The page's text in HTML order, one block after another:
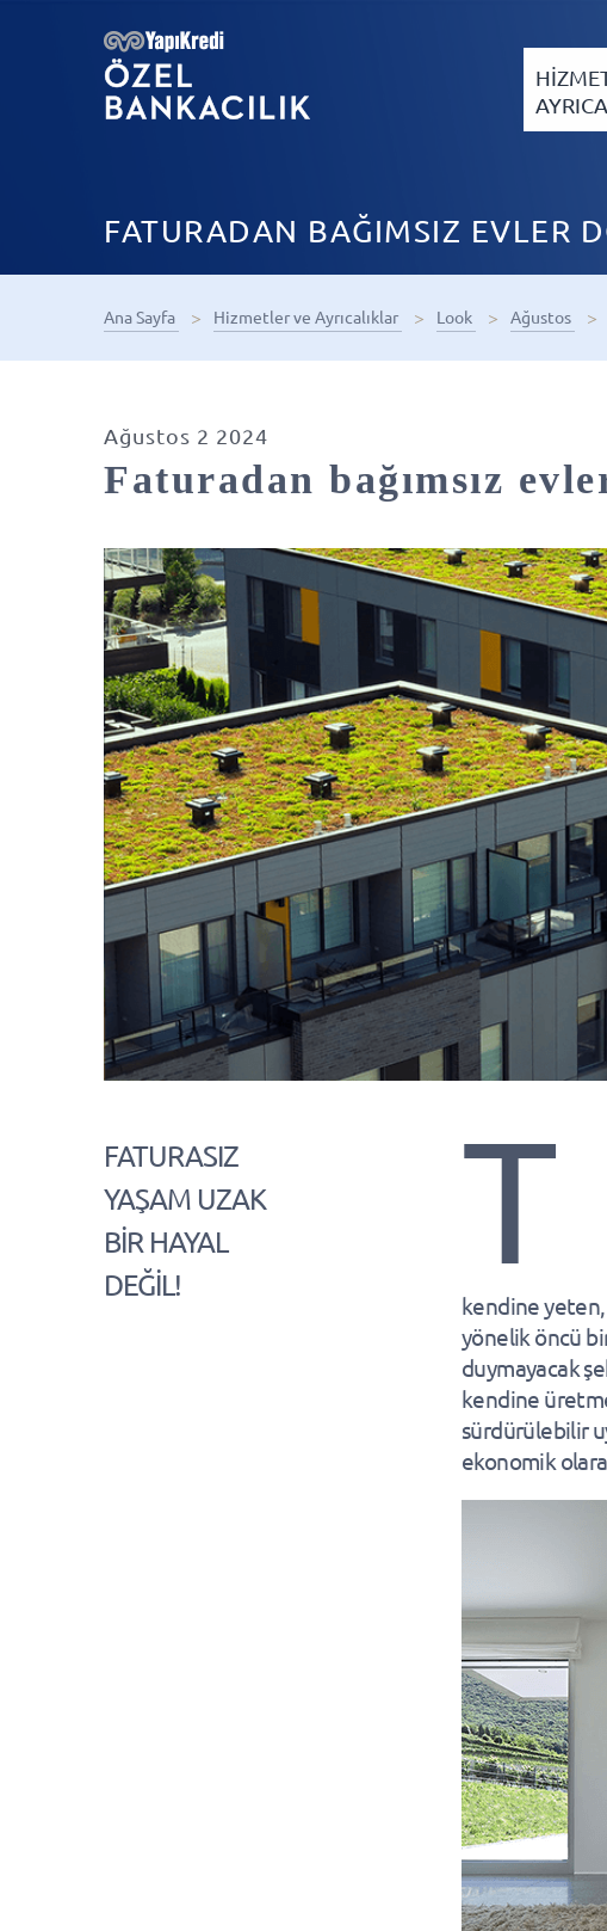
FATURADAN BAĞIMSIZ EVLER
Ana Sayfa Hizmetler ve Ayrıcalıklar Look Ağustos
Ağustos 2 2024
Faturadan bağımsız
FATURASIZ
YAŞAM UZAK
BİR HAYAL
DEĞİL!
T
kendine yeten,
yönelik öncü
duymayacak
kendine
sürdürülebilir
ekonomik